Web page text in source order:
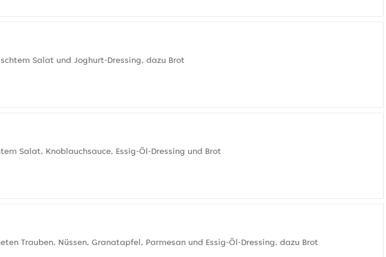
Salat und Joghurt-Dressing, dazu Brot
Salat, Knoblauchsauce, Essig-Öl-Dressing und Brot
Trauben, Nüssen, Granatapfel, Parmesan und Essig-Öl-Dressing, dazu Brot